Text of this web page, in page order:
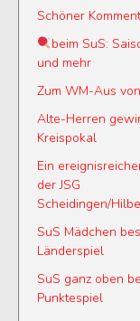
Schöner
beim SuS:
und mehr
Zum WM-Aus
Alte-Herren
Kreispokal
Ein
der JSG
Scheidingen/
SuS Mädchen
Länderspiel
SuS ganz oben
Punktespiel